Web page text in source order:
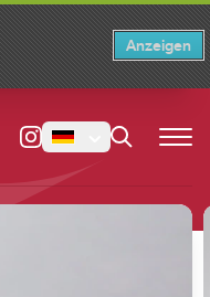
Anzeigen
Switch ×